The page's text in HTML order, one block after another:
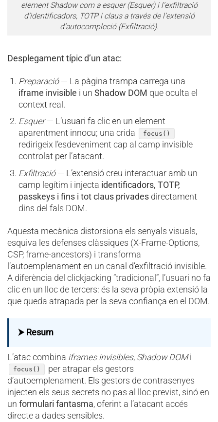
element Shadow com a esquer (Esquer) i l’exfiltració
d’identificadors, TOTP i claus a través de l’extensió
d’autocompleció (Exfiltració).
Desplegament típic d’un atac:
Preparació— La pàgina trampa carrega una
iframe invisible i un Shadow DOM que oculta el
context real.
Esquer— L’usuari fa clic en un element
aparentment innocu; una crida
focus()
redirigeix l’esdeveniment cap al camp invisible
controlat per l’atacant.
Exfiltració— L’extensió creu interactuar amb un
camp legítim i injecta identificadors, TOTP,
passkeys i fins i tot claus privadesdirectament
dins del fals DOM.
Aquesta mecànica distorsiona els senyals visuals,
esquiva les defenses clàssiques (X-Frame-Options,
CSP, frame-ancestors) i transforma
l’autoemplenament en un canal d’exfiltració invisible.
A diferència del clickjacking “tradicional”, l’usuari no fa
clic en un lloc de tercers: és la seva pròpia extensió la
que queda atrapada per la seva confiança en el DOM.
⮞ Resum
L’atac combina iframes invisibles, Shadow DOMi
focus()
per atrapar els gestors
d’autoemplenament. Els gestors de contrasenyes
injecten els seus secrets no pas al lloc previst, sinó en
un formulari fantasma, oferint a l’atacant accés
directe a dades sensibles.